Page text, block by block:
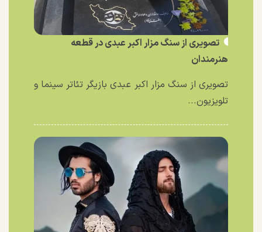
تصویری از سنگ مزار اکبر عبدی در قطعه
هنرمندان
تصویری از سنگ مزار اکبر عبدی بازیگر تئاتر سینما و
تلویزیون...